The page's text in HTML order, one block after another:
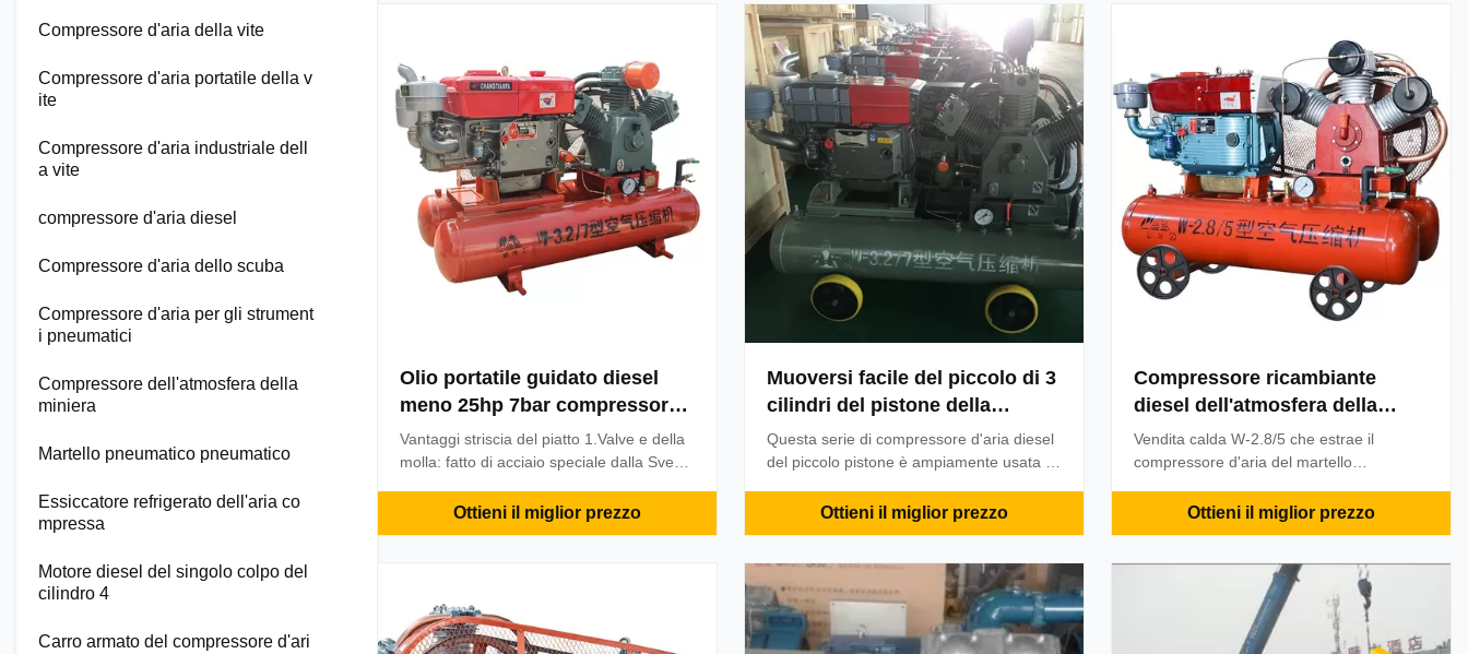
Compressore d'aria della vite
Compressore d'aria portatile della v
ite
Compressore d'aria industriale dell
a vite
compressore d'aria diesel
Compressore d'aria dello scuba
Compressore d'aria per gli strument
i pneumatici
Compressore dell'atmosfera della
miniera
Martello pneumatico pneumatico
Essiccatore refrigerato dell'aria co
mpressa
Motore diesel del singolo colpo del
cilindro 4
Carro armato del compressore d'ari
Olio portatile guidato diesel
meno 25hp 7bar compressore
d'aria pneumatico da 100 PSI
per il pozzo trivellato di
perforazione
Vantaggi striscia del piatto 1.Valve e della
molla: fatto di acciaio speciale dalla Svezia
ed affidabile.anello 2.Piston: progettazione
Ottieni il miglior prezzo
Muoversi facile del piccolo di 3
cilindri del pistone della
miniera compressore portatile
dell'atmosfera
Questa serie di compressore d'aria diesel
del piccolo pistone è ampiamente usata in
pneumatico, nell'inflazione della gomma,
nell'elemento fluido. Caratteristiche del
compressore d'aria ...
Ottieni il miglior prezzo
Compressore ricambiante
diesel dell'atmosfera della
miniera di Silk 22hp per Jack
Hammer pneumatico
Vendita calda W-2.8/5 che estrae il
compressore d'aria del martello
Progettazione economizzatrice d'energia;
della dotazione d'aria 4.Excellent; struction
5.Simple, facile a manutenzione; pezzi di
Ottieni il miglior prezzo